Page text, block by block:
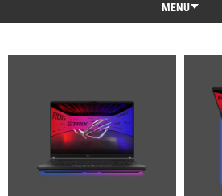
MENU
Nagrody
Gdzie kupić